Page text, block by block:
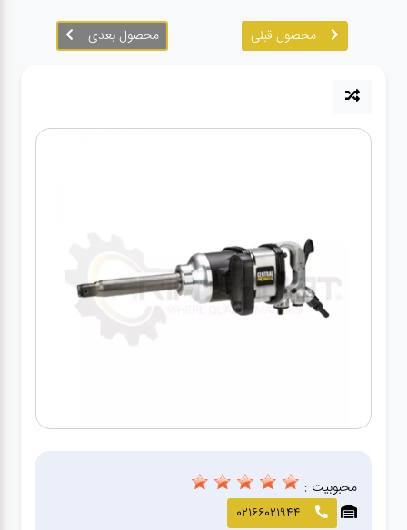
آپاراتی
دیاگ
صافکاری
و نقاشی
محصول قبلی محصول بعدی
محبوبیت :
02166021944